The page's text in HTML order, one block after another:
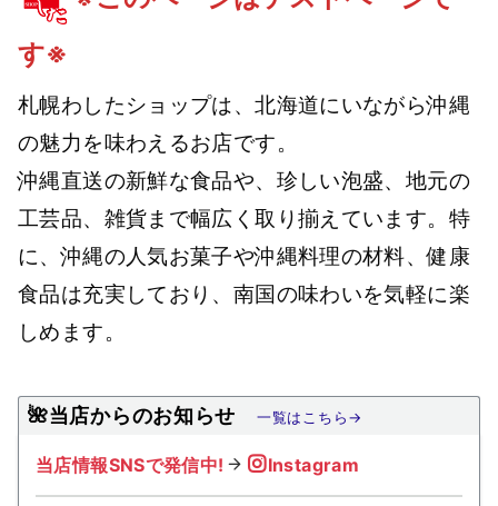
す※
札幌わしたショップは、北海道にいながら沖縄
の魅力を味わえるお店です。
沖縄直送の新鮮な食品や、珍しい泡盛、地元の
工芸品、雑貨まで幅広く取り揃えています。特
に、沖縄の人気お菓子や沖縄料理の材料、健康
食品は充実しており、南国の味わいを気軽に楽
しめます。
🌺当店からのお知らせ 一覧はこちら→
当店情報SNSで発信中! Instagram